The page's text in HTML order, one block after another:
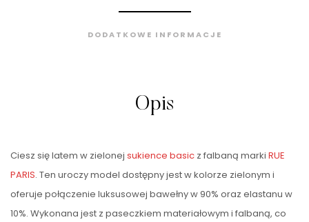
DODATKOWE INFORMACJE
Opis
Ciesz się latem w zielonej sukience basic z falbaną marki RUE
PARIS. Ten uroczy model dostępny jest w kolorze zielonym i
oferuje połączenie luksusowej bawełny w 90% oraz elastanu w
10%. Wykonana jest z paseczkiem materiałowym i falbaną, co